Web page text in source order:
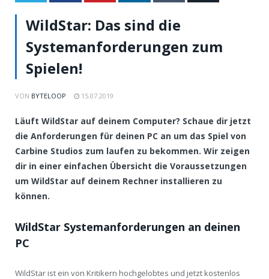
WildStar: Das sind die
Systemanforderungen zum
Spielen!
VON BYTELOOP 15.07.2019
Läuft WildStar auf deinem Computer? Schaue dir jetzt
die Anforderungen für deinen PC an um das Spiel von
Carbine Studios zum laufen zu bekommen. Wir zeigen
dir in einer einfachen Übersicht die Voraussetzungen
um WildStar auf deinem Rechner installieren zu
können.
WildStar Systemanforderungen an deinen
PC
WildStar ist ein von Kritikern hochgelobtes und jetzt kostenlos